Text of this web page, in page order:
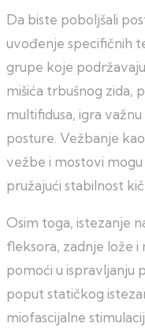
Da biste poboljšali
uvođenje specifičnih
grupe koje
mišića trbušnog zida,
multifidusa, igra
posture. Vežbanje
vežbe i mostovi
pružajući stabilnost
Osim toga, istezanje
fleksora, zadnje lože i
pomoći u ispravljanju
poput statičkog
miofascijalne